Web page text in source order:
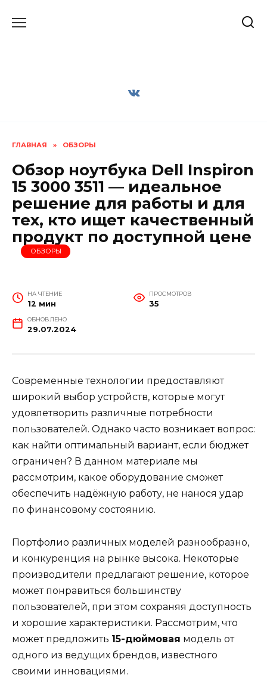
ГЛАВНАЯ » ОБЗОРЫ
Обзор ноутбука Dell Inspiron
15 3000 3511 — идеальное
решение для работы и для
тех, кто ищет качественный
продукт по доступной цене
ОБЗОРЫ
НА ЧТЕНИЕ
12 мин
ПРОСМОТРОВ
35
ОБНОВЛЕНО
29.07.2024
Современные технологии предоставляют
широкий выбор устройств, которые могут
удовлетворить различные потребности
пользователей. Однако часто возникает вопрос:
как найти оптимальный вариант, если бюджет
ограничен? В данном материале мы
рассмотрим, какое оборудование сможет
обеспечить надёжную работу, не нанося удар
по финансовому состоянию.
Портфолио различных моделей разнообразно,
и конкуренция на рынке высока. Некоторые
производители предлагают решение, которое
может понравиться большинству
пользователей, при этом сохраняя доступность
и хорошие характеристики. Рассмотрим, что
может предложить 15-дюймовая модель от
одного из ведущих брендов, известного
своими инновациями.